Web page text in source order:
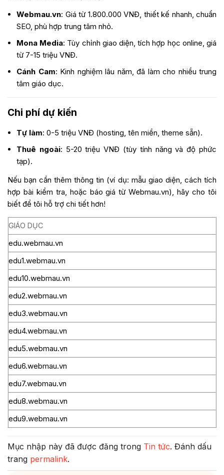
Webmau.vn: Giá từ 1.800.000 VNĐ, thiết kế nhanh, chuẩn
SEO, phù hợp trung tâm nhỏ.
Mona Media: Tùy chỉnh giao diện, tích hợp học online, giá
từ 7-15 triệu VNĐ.
Cánh Cam: Kinh nghiệm lâu năm, đã làm cho nhiều trung
tâm giáo dục.
Chi phí dự kiến
Tự làm: 0-5 triệu VNĐ (hosting, tên miền, theme sẵn).
Thuê ngoài: 5-20 triệu VNĐ (tùy tính năng và độ phức
tạp).
Nếu bạn cần thêm thông tin (ví dụ: mẫu giao diện, cách tích
hợp bài kiểm tra, hoặc báo giá từ Webmau.vn), hãy cho tôi
biết để tôi hỗ trợ chi tiết hơn!
GIÁO DỤC
edu.webmau.vn
edu1.webmau.vn
edu10.webmau.vn
edu2.webmau.vn
edu3.webmau.vn
edu4.webmau.vn
edu5.webmau.vn
edu6.webmau.vn
edu7.webmau.vn
edu8.webmau.vn
edu9.webmau.vn
Mục nhập này đã được đăng trong Tin tức. Đánh dấu
trang permalink.